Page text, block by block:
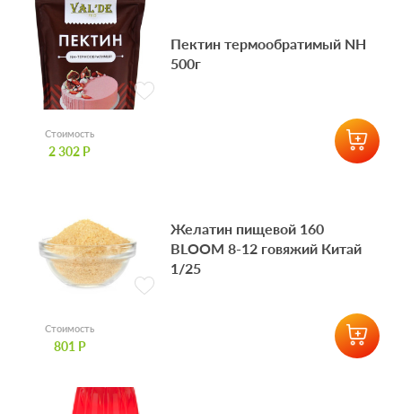
Пектин термообратимый NH
500г
Стоимость
2 302 Р
Желатин пищевой 160
BLOOM 8-12 говяжий Китай
1/25
Стоимость
801 Р